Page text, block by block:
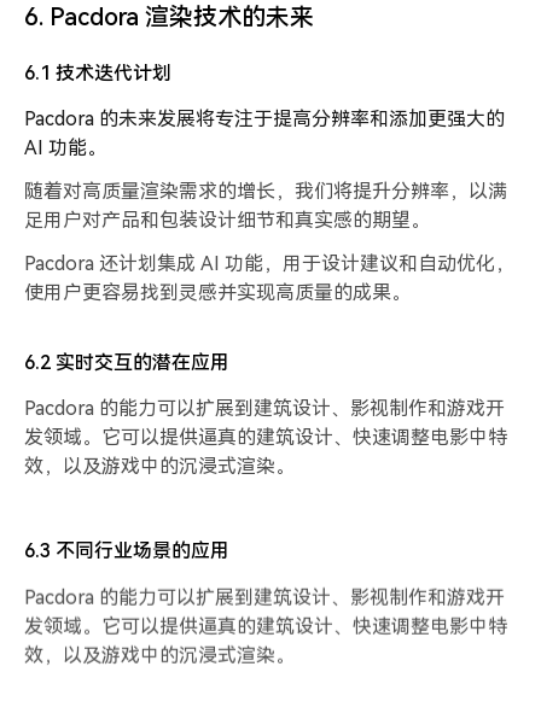
6. Pacdora 渲染技术的未来
6.1 技术迭代计划
Pacdora 的未来发展将专注于提高分辨率和添加更强大的
AI 功能。
随着对高质量渲染需求的增长，我们将提升分辨率，以满
足用户对产品和包装设计细节和真实感的期望。
Pacdora 还计划集成 AI 功能，用于设计建议和自动优化，
使用户更容易找到灵感并实现高质量的成果。
6.2 实时交互的潜在应用
Pacdora 的能力可以扩展到建筑设计、影视制作和游戏开
发领域。它可以提供逼真的建筑设计、快速调整电影中特
效，以及游戏中的沉浸式渲染。
6.3 不同行业场景的应用
Pacdora 的能力可以扩展到建筑设计、影视制作和游戏开
发领域。它可以提供逼真的建筑设计、快速调整电影中特
效，以及游戏中的沉浸式渲染。